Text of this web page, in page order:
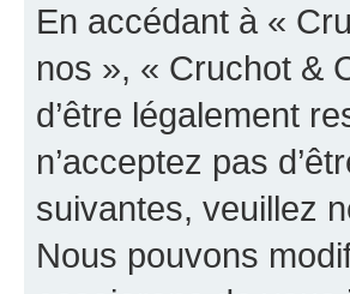
En accédant à «
nos », « Cruchot &
d’être légalement
n’acceptez pas
suivantes, veuillez
Nous pouvons